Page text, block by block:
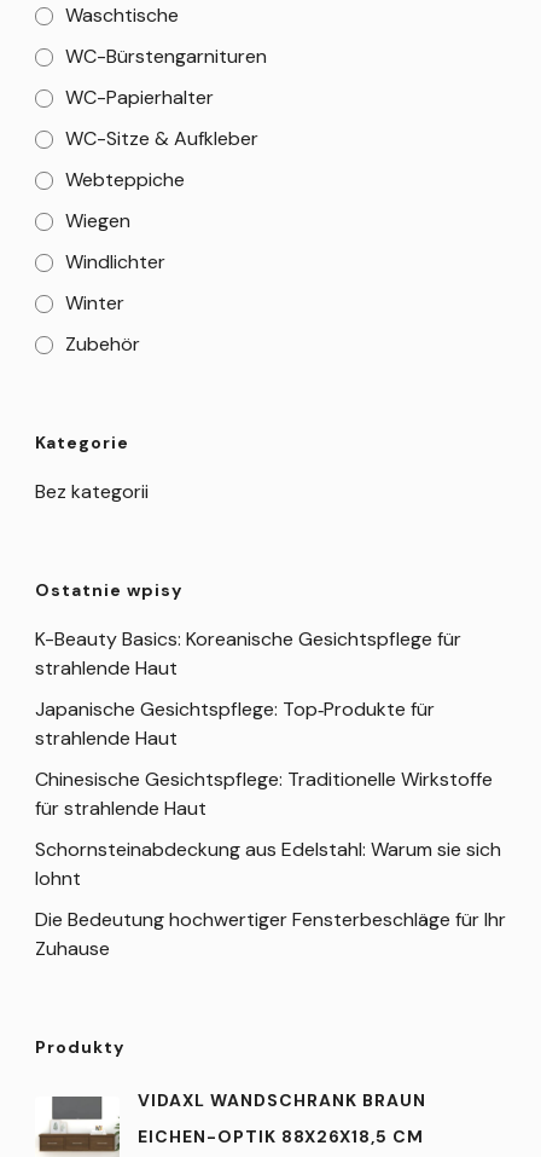
Waschtische
WC-Bürstengarnituren
WC-Papierhalter
WC-Sitze & Aufkleber
Webteppiche
Wiegen
Windlichter
Winter
Zubehör
Kategorie
Bez kategorii
Ostatnie wpisy
K-Beauty Basics: Koreanische Gesichtspflege für
strahlende Haut
Japanische Gesichtspflege: Top‑Produkte für
strahlende Haut
Chinesische Gesichtspflege: Traditionelle Wirkstoffe
für strahlende Haut
Schornsteinabdeckung aus Edelstahl: Warum sie sich
lohnt
Die Bedeutung hochwertiger Fensterbeschläge für Ihr
Zuhause
Produkty
VIDAXL WANDSCHRANK BRAUN
EICHEN-OPTIK 88X26X18,5 CM